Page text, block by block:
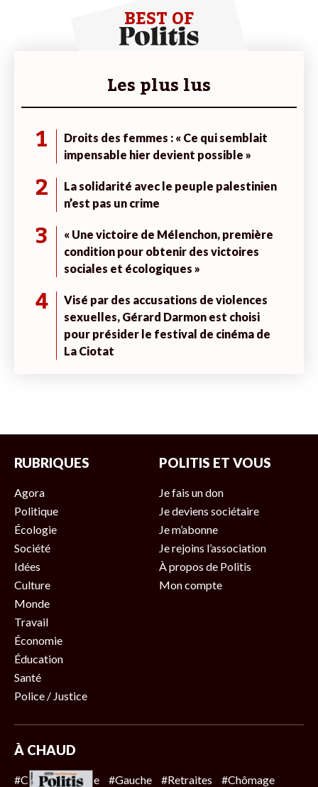
BEST OF
Les plus lus
1
Droits des femmes : « Ce qui semblait
impensable hier devient possible »
2
La solidarité avec le peuple palestinien
n’est pas un crime
3
« Une victoire de Mélenchon, première
condition pour obtenir des victoires
sociales et écologiques »
4
Visé par des accusations de violences
sexuelles, Gérard Darmon est choisi
pour présider le festival de cinéma de
La Ciotat
RUBRIQUES
Agora
Politique
Écologie
Société
Idées
Culture
Monde
Travail
Économie
Éducation
Santé
Police / Justice
POLITIS ET VOUS
Je fais un don
Je deviens sociétaire
Je m’abonne
Je rejoins l’association
À propos de Politis
Mon compte
À CHAUD
#Climat #Police #Gauche #Retraites #Chômage